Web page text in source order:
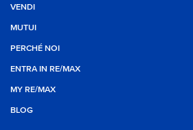
VENDI
MUTUI
PERCHÉ NOI
ENTRA IN RE/MAX
MY RE/MAX
BLOG